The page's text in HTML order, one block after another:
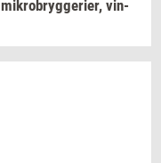
mi­kro­bryg­ge­ri­er, vin­